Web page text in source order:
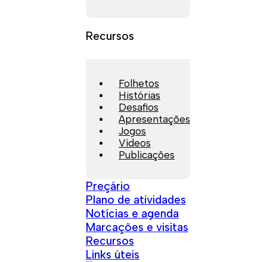
Recursos
Folhetos
Histórias
Desafios
Apresentações
Jogos
Vídeos
Publicações
Preçário
Plano de atividades
Notícias e agenda
Marcações e visitas
Recursos
Links úteis